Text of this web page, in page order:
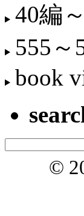
40編
555～
book
©